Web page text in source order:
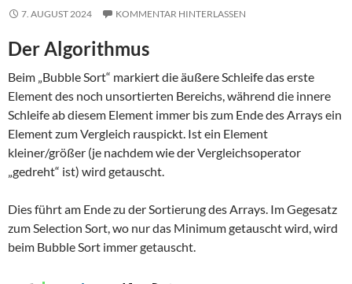
7. AUGUST 2024 KOMMENTAR HINTERLASSEN
Der Algorithmus
Beim „Bubble Sort“ markiert die äußere Schleife das erste
Element des noch unsortierten Bereichs, während die innere
Schleife ab diesem Element immer bis zum Ende des Arrays ein
Element zum Vergleich rauspickt. Ist ein Element
kleiner/größer (je nachdem wie der Vergleichsoperator
„gedreht“ ist) wird getauscht.
Dies führt am Ende zu der Sortierung des Arrays. Im Gegesatz
zum Selection Sort, wo nur das Minimum getauscht wird, wird
beim Bubble Sort immer getauscht.